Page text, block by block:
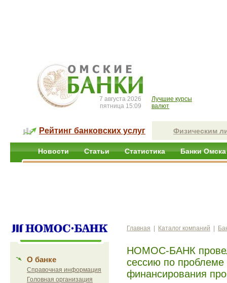
7 августа 2026
пятница 15:09
Лучшие курсы
валют
Рейтинг банковских услуг Физическим
Новости Статьи Статистика Банки Омска
О банке
Справочная информация
Головная организация
Главная Каталог компаний
НОМОС-БАНК
сессию по проблеме
финансирования